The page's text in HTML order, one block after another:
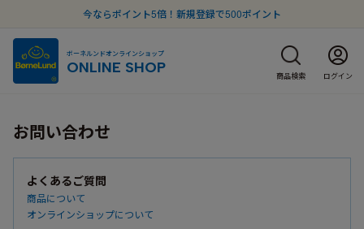
今ならポイント5倍！新規登録で500ポイント
ボーネルンドオンラインショップ
ONLINE SHOP 商品検索 ログイン
お問い合わせ
よくあるご質問
商品について
オンラインショップについて